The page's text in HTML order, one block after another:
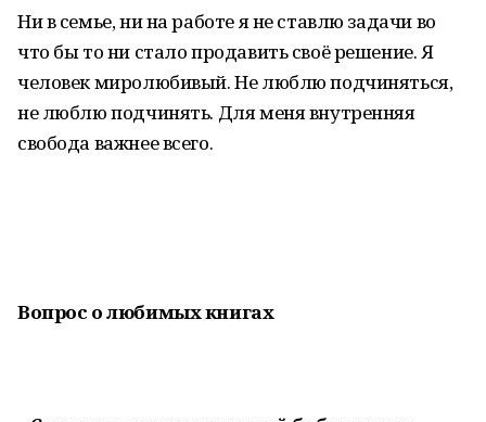
Ни в семье, ни на работе я не ставлю задачи во
что бы то ни стало продавить своё решение. Я
человек миролюбивый. Не люблю подчиняться,
не люблю подчинять. Для меня внутренняя
свобода важнее всего.
Вопрос о любимых книгах